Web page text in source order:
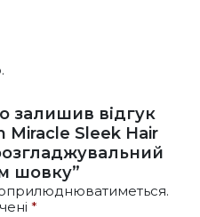
залишив відгук
Miracle Sleek Hair
шовку”
*